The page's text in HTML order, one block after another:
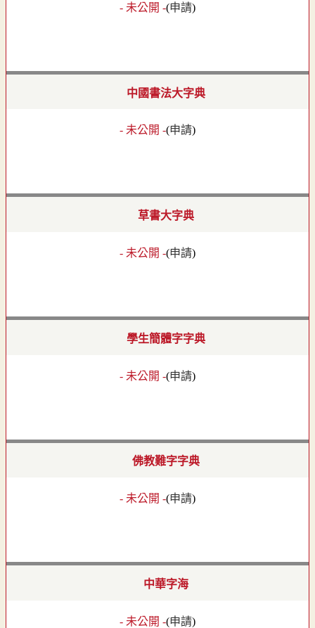
- 未公開 -(申請)
中國書法大字典
- 未公開 -(申請)
草書大字典
- 未公開 -(申請)
學生簡體字字典
- 未公開 -(申請)
佛教難字字典
- 未公開 -(申請)
中華字海
- 未公開 -(申請)